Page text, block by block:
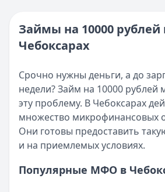
Категория:МФО и микрозаймы
Читать статью
Возврат переплаты в «Займере»:
Кратко:Разбираем, как вернуть
Категория:МФО
Читать новость
Срочный микрозайм 15 000 ₽ на
Кратко:Нужны 15 000 рублей на
Опубликовано:5 декабря 2025 г.
Категория:МФО
Рекордный рост доли клиентов
Займы на 10000 рублей
Чебоксарах
Срочно нужны деньги, а до
недели? Займ на 10000
эту проблему. В Чебоксарах
множество микрофинансовых
Они готовы предоставить
и на приемлемых условиях.
Популярные МФО в